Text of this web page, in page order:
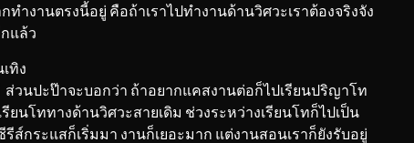
ทำงานตรงนี้อยู่ คือถ้าเราไปทำงานด้านวิศวะเราต้องจริงจัง
แล้ว
ทิง
วนปะป๊าจะบอกว่า ถ้าอยากแคสงานต่อก็ไปเรียนปริญาโท
ยนโททางด้านวิศวะสายเดิม ช่วงระหว่างเรียนโทก็ไปเป็น
กระแสก็เริ่มมา งานก็เยอะมาก แต่งานสอนเราก็ยังรับอยู่